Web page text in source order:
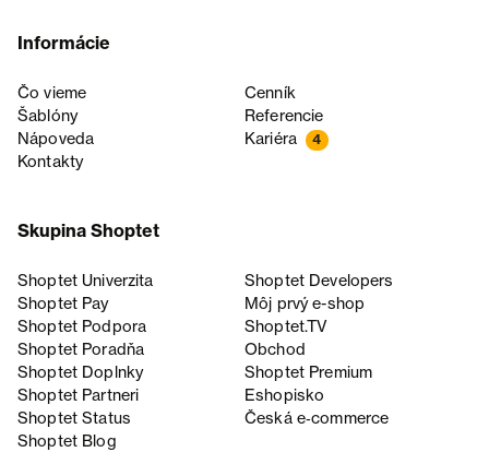
Informácie
Čo vieme
Cenník
Šablóny
Referencie
Nápoveda
Kariéra 4
Kontakty
Skupina Shoptet
Shoptet Univerzita
Shoptet Developers
Shoptet Pay
Môj prvý e-shop
Shoptet Podpora
Shoptet.TV
Shoptet Poradňa
Obchod
Shoptet Doplnky
Shoptet Premium
Shoptet Partneri
Eshopisko
Shoptet Status
Česká e‑commerce
Shoptet Blog